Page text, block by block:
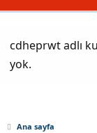
cdheprwt adlı
yok.
Ana sayfa